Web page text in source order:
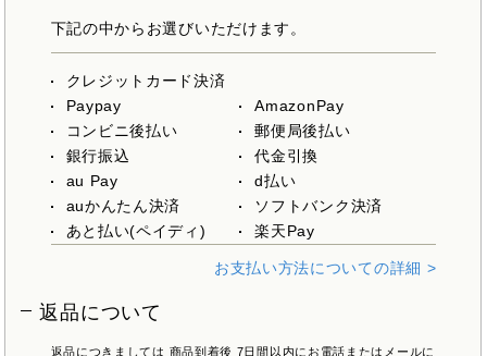
下記の中からお選びいただけます。
クレジットカード決済
Paypay
AmazonPay
コンビニ後払い
郵便局後払い
銀行振込
代金引換
au Pay
d払い
auかんたん決済
ソフトバンク決済
あと払い(ペイディ)
楽天Pay
お支払い方法についての詳細 >
返品について
返品につきましては 商品到着後 7日間以内にお電話またはメールに